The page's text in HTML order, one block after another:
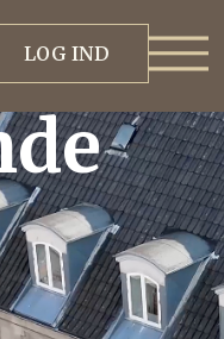
LOG IND